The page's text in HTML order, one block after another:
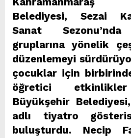
Belediyesi, Sezai
Sanat
gruplarına yönelik
düzenlemeyi
çocuklar için
öğretici etkinlikler
Büyükşehir
adlı tiyatro
buluşturdu. Necip